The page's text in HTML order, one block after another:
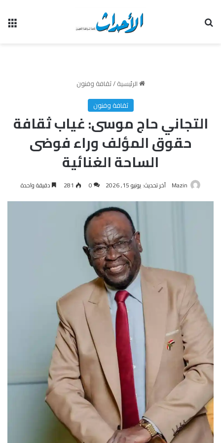
الرئيسية/ثقافة وفنون
ثقافة وفنون
التجاني حاج موسى: غياب ثقافة
حقوق المؤلف وراء فوضى
الساحة الغنائية
Mazin آخر تحديث: يونيو 15, 2026 0
281 دقيقة واحدة